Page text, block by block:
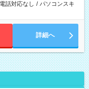
電話対応なし / パソコンスキ
詳細へ